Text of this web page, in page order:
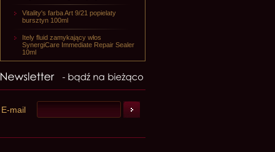
Vitality's farba Art 9/21 popielaty
bursztyn 100ml
Itely fluid zamykający włos
SynergiCare Immediate Repair Sealer
10ml
E-mail